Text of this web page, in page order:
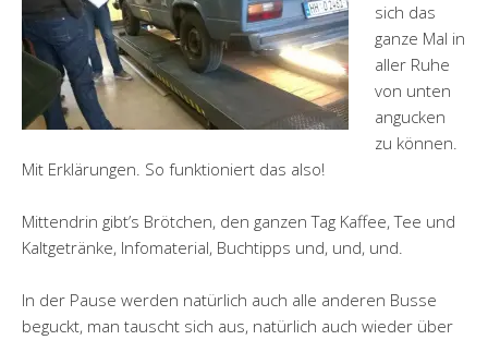
sich das
ganze Mal in
aller Ruhe
von unten
angucken
zu können.
Mit Erklärungen. So funktioniert das also!
Mittendrin gibt’s Brötchen, den ganzen Tag Kaffee, Tee und
Kaltgetränke, Infomaterial, Buchtipps und, und, und.
In der Pause werden natürlich auch alle anderen Busse
beguckt, man tauscht sich aus, natürlich auch wieder über